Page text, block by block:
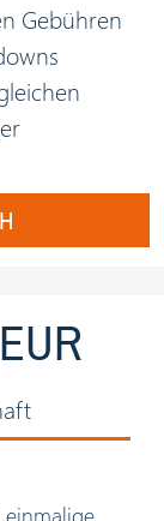
Gebühren
einmalige